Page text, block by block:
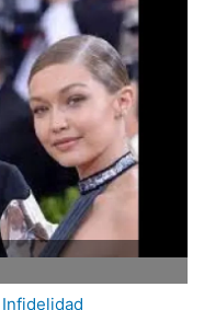
Infidelidad